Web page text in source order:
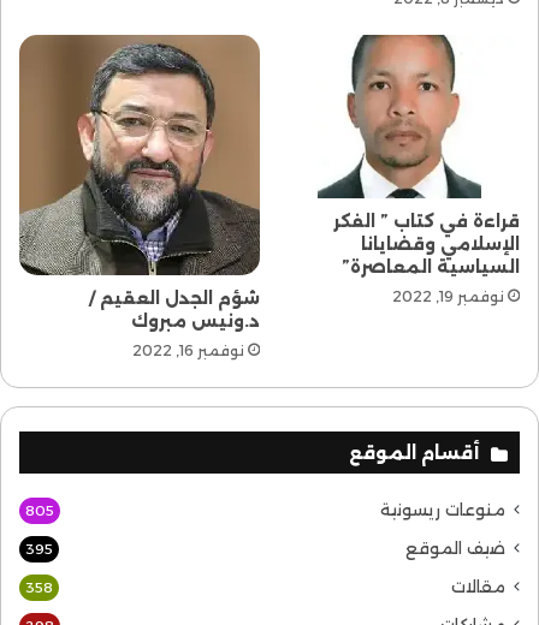
قراءة في كتاب ” الفكر
الإسلامي وقضايانا
السياسية المعاصرة”
نوفمبر 19, 2022
شؤم الجدل العقيم /
د.ونيس مبروك
نوفمبر 16, 2022
أقسام الموقع
منوعات ريسونية 805
ضيف الموقع 395
مقالات 358